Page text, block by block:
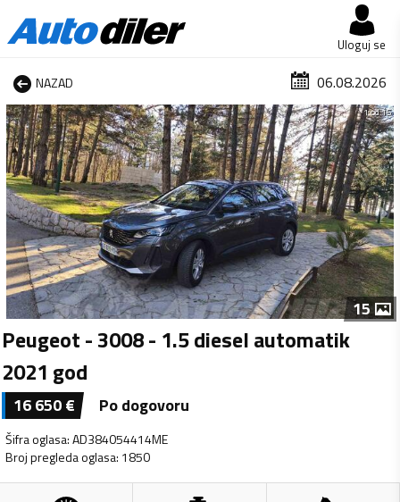
Uloguj se
NAZAD 06.08.2026
1 od 15
15
Peugeot - 3008 - 1.5 diesel automatik
2021 god
16 650€ Po dogovoru
Šifra oglasa:AD384054414ME
Broj pregleda oglasa: 1850